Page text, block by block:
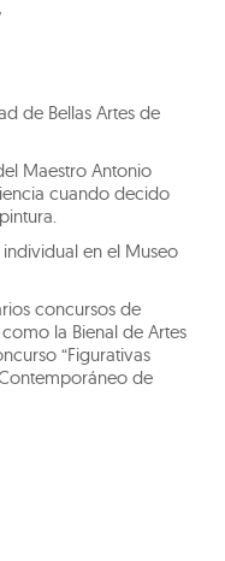
de Bellas Artes de
Maestro Antonio
cuando decido
en el Museo
concursos de
la Bienal de Artes
“Figurativas
de